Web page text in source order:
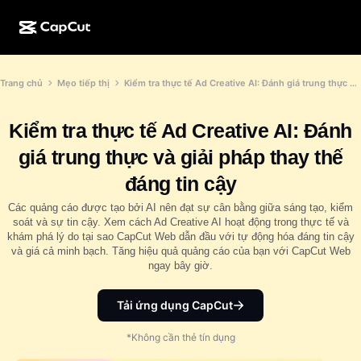
CapCut cho máy tính
CapCut trên web
CapCut Pad
CapCut cho di động
Dreamina AI
Pippit AI
Tạo bằng AI
Studio tạo video
Trình tạo video bằng AI
Trình tạo hình ảnh bằng AI
Nâng cấp hình ảnh bằng AI
Nano Banana Pro
Tính năng
Trình chỉnh sửa và tạo video
Trình chỉnh sửa và tạo hình ảnh
Trình tạo và chỉnh sửa giọng nói
Xem thêm
Trường hợp sử dụng
Mẫu cho mạng xã hội
Mẫu ngày lễ
Xem thêm
Mẫu cho lịch
Mẫu cho ngày kỷ niệm
Giới thiệu
Sáng kiến
Tiếp thị liên kết
Chương trình người tiên phong
Chương trình đối tác sáng tạo
Khuôn viên sáng tạo CapCut
Trang chủ Mẹo tiếp thị Kiểm tra thực tế Ad Creative AI: Đánh giá trung thực và giải pháp thay thế đáng tin cậy
Kiểm tra thực tế Ad Creative AI: Đánh
giá trung thực và giải pháp thay thế
đáng tin cậy
Các quảng cáo được tạo bởi AI nên đạt sự cân bằng giữa sáng tạo, kiểm
soát và sự tin cậy. Xem cách Ad Creative AI hoạt động trong thực tế và
khám phá lý do tại sao CapCut Web dẫn đầu với tự động hóa đáng tin cậy
và giá cả minh bạch. Tăng hiệu quả quảng cáo của bạn với CapCut Web
ngay bây giờ.
Tải ứng dụng CapCut
*Không cần thẻ tín dụng